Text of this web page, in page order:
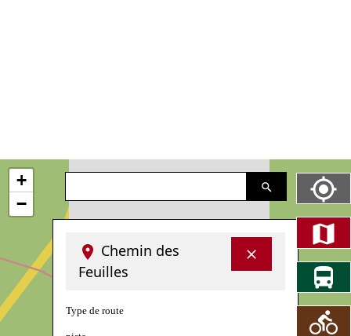
Chemin des
Feuilles
Type de route
+
−